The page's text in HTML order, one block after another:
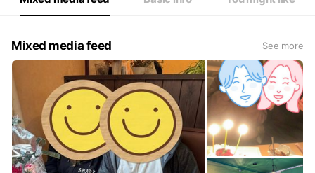
Mixed media feed See more